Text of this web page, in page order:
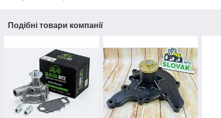
Подібні товари компанії